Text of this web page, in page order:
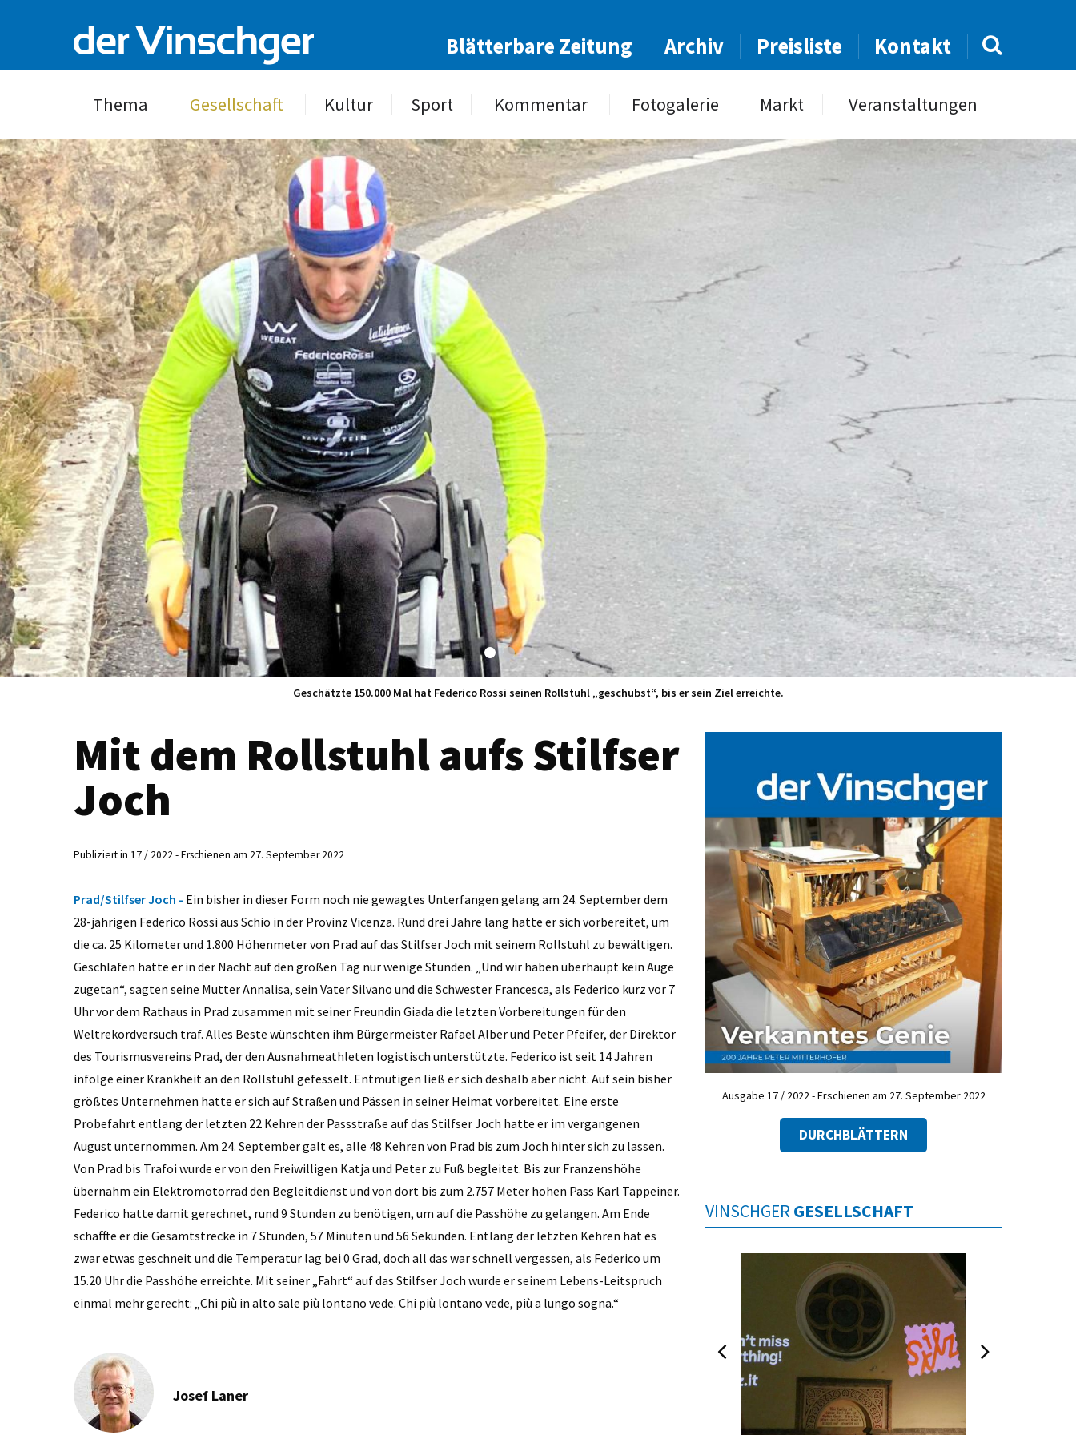
Blätterbare Zeitung Archiv Preisliste Kontakt
Thema Gesellschaft Kultur Sport Kommentar Fotogalerie Markt Veranstaltungen
Geschätzte 150.000 Mal hat Federico Rossi seinen Rollstuhl „geschubst“, bis er sein Ziel erreichte.
Mit dem Rollstuhl aufs Stilfser
Joch
Publiziert in 17 / 2022 - Erschienen am 27. September 2022
Prad/Stilfser Joch - Ein bisher in dieser Form noch nie gewagtes Unterfangen gelang am 24. September dem
28-jährigen Federico Rossi aus Schio in der Provinz Vicenza. Rund drei Jahre lang hatte er sich vorbereitet, um
die ca. 25 Kilometer und 1.800 Höhenmeter von Prad auf das Stilfser Joch mit seinem Rollstuhl zu bewältigen.
Geschlafen hatte er in der Nacht auf den großen Tag nur wenige Stunden. „Und wir haben überhaupt kein Auge
zugetan“, sagten seine Mutter Annalisa, sein Vater Silvano und die Schwester Francesca, als Federico kurz vor 7
Uhr vor dem Rathaus in Prad zusammen mit seiner Freundin Giada die letzten Vorbereitungen für den
Weltrekordversuch traf. Alles Beste wünschten ihm Bürgermeister Rafael Alber und Peter Pfeifer, der Direktor
des Tourismusvereins Prad, der den Ausnahmeathleten logistisch unterstützte. Federico ist seit 14 Jahren
infolge einer Krankheit an den Rollstuhl gefesselt. Entmutigen ließ er sich deshalb aber nicht. Auf sein bisher
größtes Unternehmen hatte er sich auf Straßen und Pässen in seiner Heimat vorbereitet. Eine erste
Probefahrt entlang der letzten 22 Kehren der Passstraße auf das Stilfser Joch hatte er im vergangenen
August unternommen. Am 24. September galt es, alle 48 Kehren von Prad bis zum Joch hinter sich zu lassen.
Von Prad bis Trafoi wurde er von den Freiwilligen Katja und Peter zu Fuß begleitet. Bis zur Franzenshöhe
übernahm ein Elektromotorrad den Begleitdienst und von dort bis zum 2.757 Meter hohen Pass Karl Tappeiner.
Federico hatte damit gerechnet, rund 9 Stunden zu benötigen, um auf die Passhöhe zu gelangen. Am Ende
schaffte er die Gesamtstrecke in 7 Stunden, 57 Minuten und 56 Sekunden. Entlang der letzten Kehren hat es
zwar etwas geschneit und die Temperatur lag bei 0 Grad, doch all das war schnell vergessen, als Federico um
15.20 Uhr die Passhöhe erreichte. Mit seiner „Fahrt“ auf das Stilfser Joch wurde er seinem Lebens-Leitspruch
einmal mehr gerecht: „Chi più in alto sale più lontano vede. Chi più lontano vede, più a lungo sogna.“
Josef Laner
Ausgabe 17 / 2022 - Erschienen am 27. September 2022
DURCHBLÄTTERN
VINSCHGER GESELLSCHAFT